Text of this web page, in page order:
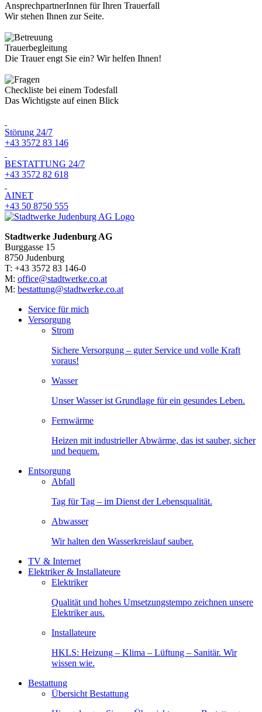
AnsprechpartnerInnen für Ihren Trauerfall
Wir stehen Ihnen zur Seite.
Trauerbegleitung
Die Trauer engt Sie ein? Wir helfen Ihnen!
Checkliste bei einem Todesfall
Das Wichtigste auf einen Blick
Störung 24/7
+43 3572 83 146
BESTATTUNG 24/7
+43 3572 82 618
AINET
+43 50 8750 555
Stadtwerke Judenburg AG
Burggasse 15
8750 Judenburg
T: +43 3572 83 146-0
M: office@stadtwerke.co.at
M: bestattung@stadtwerke.co.at
Service für mich
Versorgung
Strom
Sichere Versorgung – guter Service und volle Kraft
voraus!
Wasser
Unser Wasser ist Grundlage für ein gesundes Leben.
Fernwärme
Heizen mit industrieller Abwärme, das ist sauber, sicher
und bequem.
Entsorgung
Abfall
Tag für Tag – im Dienst der Lebensqualität.
Abwasser
Wir halten den Wasserkreislauf sauber.
TV & Internet
Elektriker & Installateure
Elektriker
Qualität und hohes Umsetzungstempo zeichnen unsere
Elektriker aus.
Installateure
HKLS: Heizung – Klima – Lüftung – Sanitär. Wir
wissen wie.
Bestattung
Übersicht Bestattung